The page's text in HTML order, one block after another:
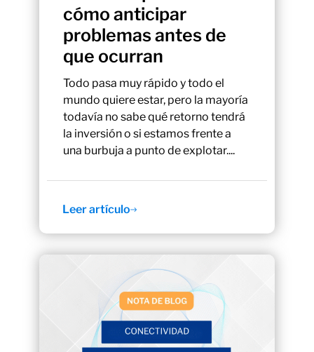
cómo anticipar
problemas antes de
que ocurran
Todo pasa muy rápido y todo el
mundo quiere estar, pero la mayoría
todavía no sabe qué retorno tendrá
la inversión o si estamos frente a
una burbuja a punto de explotar....
Leer artículo